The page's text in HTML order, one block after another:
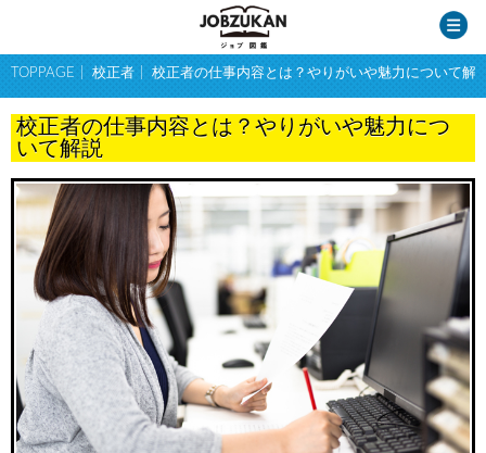
TOPPAGE 校正者 校正者の仕事内容とは？やりがいや魅力について解
校正者の仕事内容とは？やりがいや魅力につ
いて解説